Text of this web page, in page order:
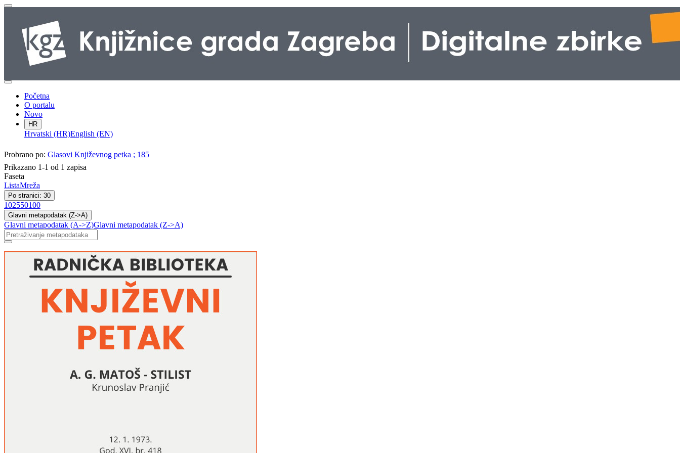
Početna
O portalu
Novo
HR
Hrvatski (HR)English (EN)
Probrano po: Glasovi Književnog petka ; 185
Prikazano 1-1 od 1 zapisa
Faseta
ListaMreža
Po stranici: 30
102550100
Glavni metapodatak (Z->A)
Glavni metapodatak (A->Z)Glavni metapodatak (Z->A)